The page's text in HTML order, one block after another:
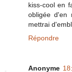
kiss-cool en
obligée d'en
mettrai
Répondre
Anonyme